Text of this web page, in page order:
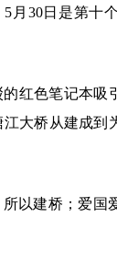
月30日是第十
红色笔记本吸
大桥从建成到
以建桥；爱国